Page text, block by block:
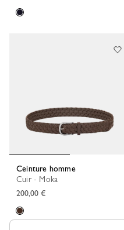
Ceinture homme
Cuir - Moka
200,00 €